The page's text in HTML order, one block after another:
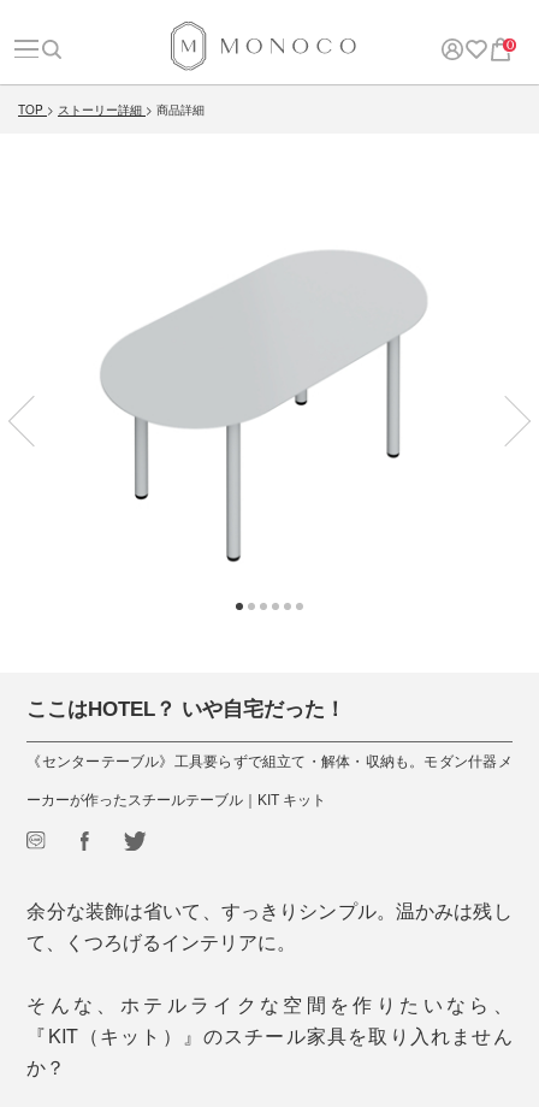
0
TOP ストーリー詳細 商品詳細
ここはHOTEL？ いや自宅だった！
《センターテーブル》工具要らずで組立て・解体・収納も。モダン什器メ
ーカーが作ったスチールテーブル｜KIT キット
余分な装飾は省いて、すっきりシンプル。温かみは残し
て、くつろげるインテリアに。
そんな、ホテルライクな空間を作りたいなら、
『KIT（キット）』のスチール家具を取り入れません
か？